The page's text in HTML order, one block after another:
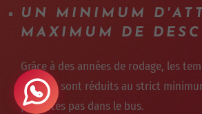
UN MINIMUM
MAXIMUM DE
Grâce à des années de rodage, les
les runs sont réduits au strict
patientes pas dans le bus.